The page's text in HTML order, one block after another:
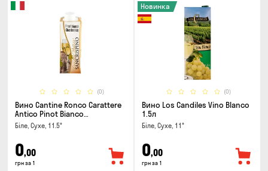
(0)
Вино Cantine Ronco Carattere
Antico Pinot Bianco
Chardonnay Rubicone IGT 0.25л
Біле, Сухе, 11.5°
0,00
грн за 1
(0)
Новинка
Вино Los Candiles Vino Blanco
1.5л
Біле, Сухе, 11°
0,00
грн за 1